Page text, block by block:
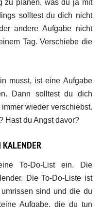
zu planen, was du ja mit
solltest du dich nicht
andere Aufgabe nicht
Tag. Verschiebe die
musst, ist eine Aufgabe
Dann solltest du dich
wieder verschiebst.
Hast du Angst davor?
To-Do-List ein. Die
Die To-Do-Liste ist
sind und die du
Aufgabe, die du tun